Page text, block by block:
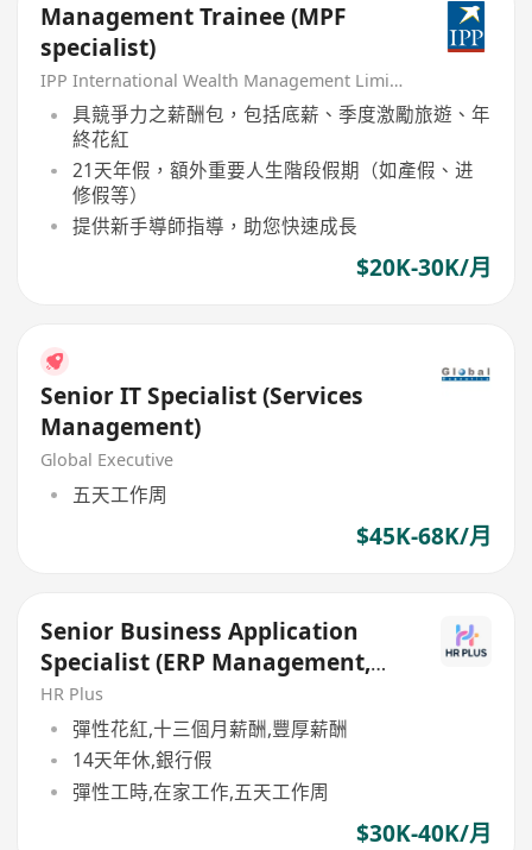
Management Trainee (MPF
specialist)
IPP International Wealth Management Limited
具競爭力之薪酬包，包括底薪、季度激勵旅遊、年
終花紅
21天年假，額外重要人生階段假期（如產假、进
修假等）
提供新手導師指導，助您快速成長
$20K-30K/月
Senior IT Specialist (Services
Management)
Global Executive
五天工作周
$45K-68K/月
Senior Business Application
Specialist (ERP Management,
Odoo, HRMS, Power BI)
HR Plus
彈性花紅,十三個月薪酬,豐厚薪酬
14天年休,銀行假
彈性工時,在家工作,五天工作周
$30K-40K/月